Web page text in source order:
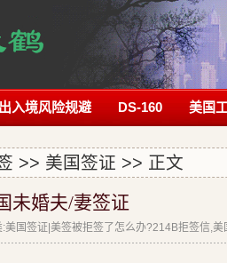
出入境风险规避 DS-160 美国
>> 美国签证 >> 正文
未婚夫/妻签证
美国签证|美签被拒签了怎么办?214B拒签信,